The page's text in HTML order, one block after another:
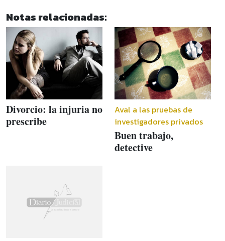
Notas relacionadas:
Divorcio: la injuria no
prescribe
Aval a las pruebas de
investigadores privados
Buen trabajo,
detective